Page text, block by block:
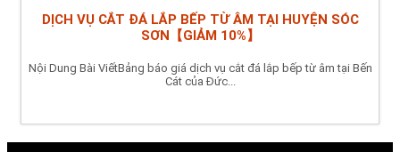
DỊCH VỤ CẮT ĐÁ LẮP BẾP TỪ ÂM TẠI HUYỆN SÓC
SƠN【GIẢM 10%】
Nội Dung Bài ViếtBảng báo giá dịch vụ cắt đá lắp bếp từ âm tại Bến
Cát của Đức...